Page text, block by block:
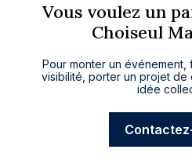
Vous voulez un
Choiseul
Pour monter un
visibilité, porter un projet de
idée